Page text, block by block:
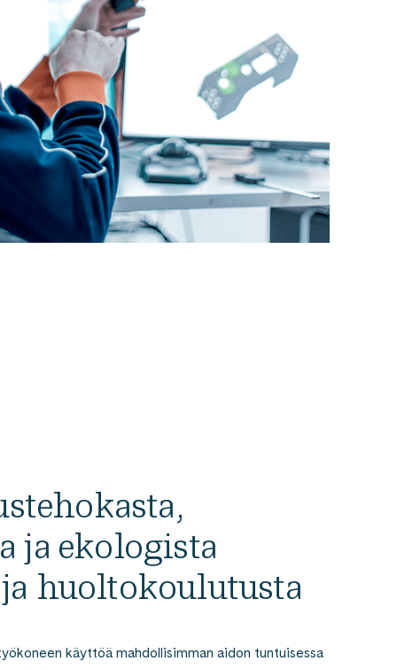
ja ekologista
huoltokoulutusta
käyttöä mahdollisimman aidon tuntuisessa